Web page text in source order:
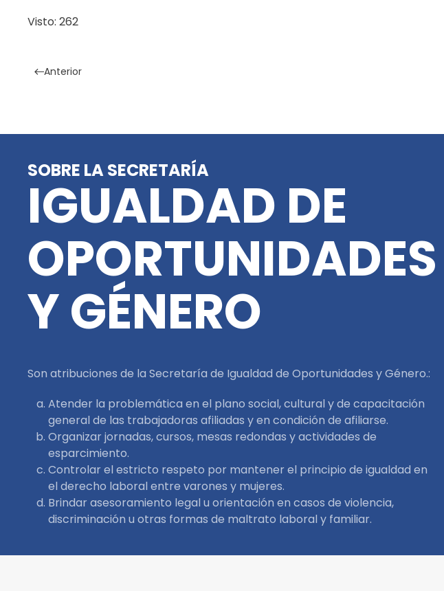
Visto: 262
Anterior
SOBRE LA SECRETARÍA
IGUALDAD DE
OPORTUNIDADES
Y GÉNERO
Son atribuciones de la Secretaría de Igualdad de Oportunidades y Género.:
Atender la problemática en el plano social, cultural y de capacitación
general de las trabajadoras afiliadas y en condición de afiliarse.
Organizar jornadas, cursos, mesas redondas y actividades de
esparcimiento.
Controlar el estricto respeto por mantener el principio de igualdad en
el derecho laboral entre varones y mujeres.
Brindar asesoramiento legal u orientación en casos de violencia,
discriminación u otras formas de maltrato laboral y familiar.